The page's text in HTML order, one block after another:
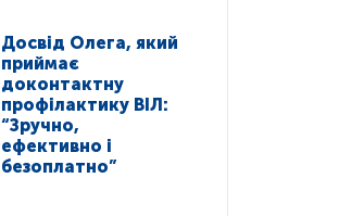
Досвід Олега, який
приймає
доконтактну
профілактику ВІЛ:
“Зручно,
ефективно і
безоплатно”